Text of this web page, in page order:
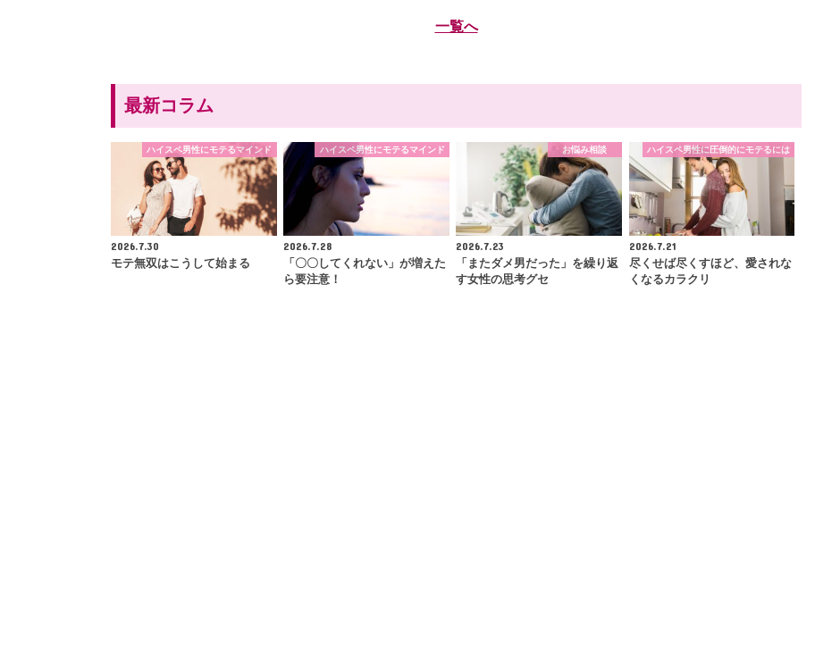
一覧へ
最新コラム
ハイスペ男性にモテるマインド
2026.7.30
モテ無双はこうして始まる
ハイスペ男性にモテるマインド
2026.7.28
「〇〇してくれない」が増えた
ら要注意！
お悩み相談
2026.7.23
「またダメ男だった」を繰り返
す女性の思考グセ
ハイスペ男性に圧倒的にモテるには
2026.7.21
尽くせば尽くすほど、愛されな
くなるカラクリ